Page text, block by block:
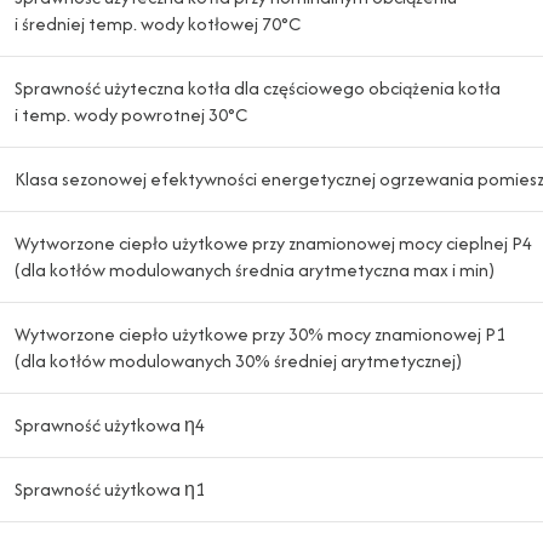
i średniej temp. wody kotłowej 70°C
Sprawność użyteczna kotła dla częściowego obciążenia kotła
i temp. wody powrotnej 30°C
Klasa sezonowej efektywności energetycznej ogrzewania
Wytworzone ciepło użytkowe przy znamionowej mocy cieplnej P4
(dla kotłów modulowanych średnia arytmetyczna max i min)
Wytworzone ciepło użytkowe przy 30% mocy znamionowej P1
(dla kotłów modulowanych 30% średniej arytmetycznej)
Sprawność użytkowa η4
Sprawność użytkowa η1